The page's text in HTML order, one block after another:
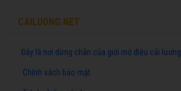
CAILUONG.NET
Đây là nơi dừng chân của giới mộ điệu cải lương
Chính sách bảo mật